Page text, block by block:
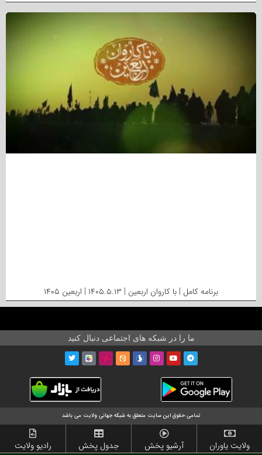
برنامه کامل | با کاروان اربعین | ۱۴۰۵.۵.۱۳ | اربعین ۱۴۰۵
ما را در شبکه های اجتماعی دنبال کنید
تمامی حقوق این سایت متعلق به شبکه جهانی ولایت می باشد
ولایت یاوران آرشیو پخش جدول پخش رادیو ولایت